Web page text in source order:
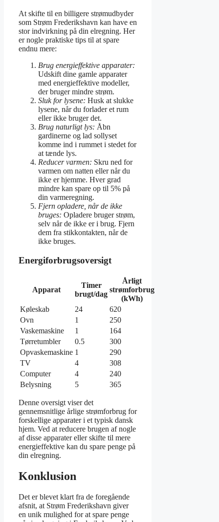
At skifte til en billigere strømudbyder
som Strøm Frederikshavn kan have en
stor indvirkning på din elregning. Her
er nogle praktiske tips til at spare
endnu mere:
Brug energieffektive apparater:
Udskift dine gamle apparater
med energieffektive modeller,
der bruger mindre strøm.
Sluk for lysene: Husk at slukke
lysene, når du forlader et rum
eller ikke bruger det.
Brug naturligt lys: Åbn
gardinerne og lad sollyset
komme ind i rummet i stedet for
at tænde lys.
Reducer varmen: Skru ned for
varmen om natten eller når du
ikke er hjemme. Hver grad
mindre kan spare op til 5% på
din varmeregning.
Fjern opladere, når de ikke
bruges: Opladere bruger strøm,
selv når de ikke er i brug. Fjern
dem fra stikkontakten, når de
ikke bruges.
Energiforbrugsoversigt
Apparat
Timer
brugt/dag
Årligt
strømforbrug
(kWh)
Køleskab
24
620
Ovn
1
250
Vaskemaskine
1
164
Tørretumbler
0.5
300
Opvaskemaskine 1
290
TV
4
308
Computer
4
240
Belysning
5 365
Denne oversigt viser det
gennemsnitlige årlige strømforbrug for
forskellige apparater i et typisk dansk
hjem. Ved at reducere brugen af nogle
af disse apparater eller skifte til mere
energieffektive kan du spare penge på
din elregning.
Konklusion
Det er blevet klart fra de foregående
afsnit, at Strøm Frederikshavn giver
en unik mulighed for at spare penge